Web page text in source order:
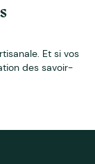
Et si vos
des savoir-